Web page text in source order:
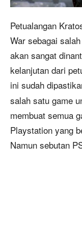
Petualangan
War sebagai
akan sangat
kelanjutan dari
ini sudah
salah satu game
membuat semua
Playstation yang
Namun sebutan